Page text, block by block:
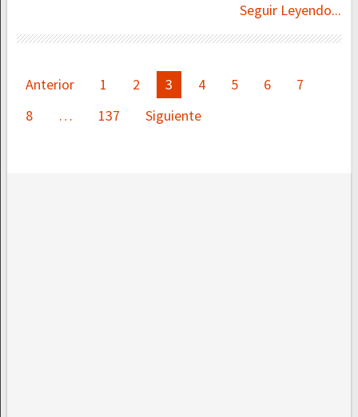
Seguir Leyendo...
Paginación
de
Anterior 1 2 3 4 5 6
7
8
… 137 Siguiente